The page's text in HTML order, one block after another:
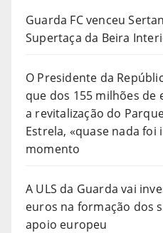
Guarda FC venceu
Supertaça da Beira
O Presidente da
que dos 155 milhões de
a revitalização do
Estrela, «quase nada foi
momento
A ULS da Guarda vai
euros na formação dos
apoio europeu